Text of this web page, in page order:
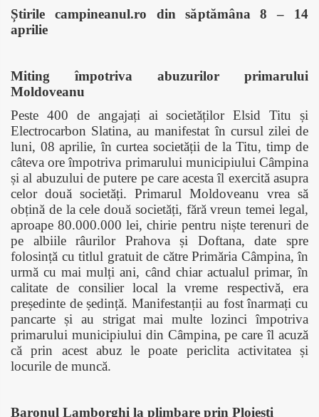
Știrile campineanul.ro din săptămâna 8 – 14
aprilie
Miting împotriva abuzurilor primarului
Moldoveanu
Peste 400 de angajați ai societăților Elsid Titu și
Electrocarbon Slatina, au manifestat în cursul zilei de
luni, 08 aprilie, în curtea societății de la Titu, timp de
câteva ore împotriva primarului municipiului Câmpina
și al abuzului de putere pe care acesta îl exercită asupra
celor două societăți. Primarul Moldoveanu vrea să
obțină de la cele două societăți, fără vreun temei legal,
aproape 80.000.000 lei, chirie pentru niște terenuri de
pe albiile râurilor Prahova și Doftana, date spre
folosință cu titlul gratuit de către Primăria Câmpina, în
urmă cu mai mulți ani, când chiar actualul primar, în
calitate de consilier local la vreme respectivă, era
președinte de ședință.Manifestanții au fost înarmați cu
pancarte și au strigat mai multe lozinci împotriva
primarului municipiului din Câmpina, pe care îl acuză
că prin acest abuz le poate periclita activitatea și
locurile de muncă.
Baronul Lamborghi la plimbare prin Ploiești